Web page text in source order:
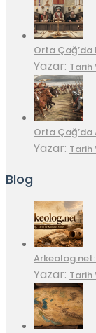
Orta Çağ’da
Yazar: Tarih
Orta
Yazar: Tarih
Blog
Yazar: Tarih